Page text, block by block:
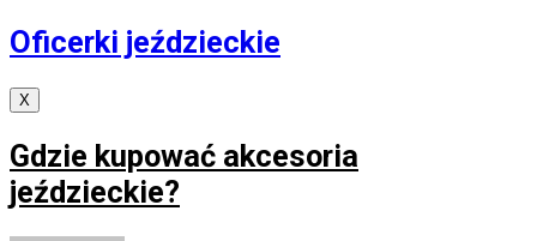
Oficerki jeździeckie
X
Gdzie kupować akcesoria
jeździeckie?